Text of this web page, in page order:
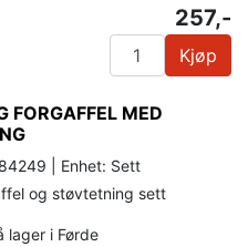
257,-
Kjøp
FORGAFFEL MED
| Enhet: Sett
og støvtetning sett
lager i Førde